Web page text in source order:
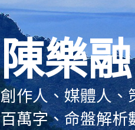
陳樂
創作人、媒體人
百萬字、命盤解析